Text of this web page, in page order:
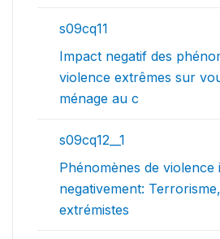
s09cq11
Impact negatif des
violence extrêmes sur
ménage au c
s09cq12__1
Phénomènes de violence
negativement:
extrémistes